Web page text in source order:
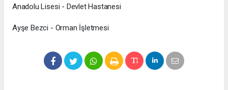
Anadolu Lisesi - Devlet Hastanesi
Ayşe Bezci - Orman İşletmesi